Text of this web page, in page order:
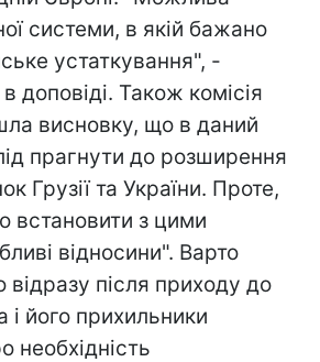
системи, в якій бажано
устаткування", -
доповіді. Також комісія
висновку, що в даний
прагнути до розширення
Грузії та України. Проте,
встановити з цими
відносини". Варто
відразу після приходу до
його прихильники
необхідність